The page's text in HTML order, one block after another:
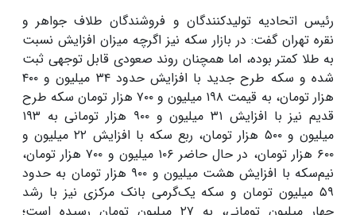
رئیس اتحادیه تولیدکنندگان و فروشندگان طلاف جواهر و
نقره تهران گفت: در بازار سکه نیز اگرچه میزان افزایش نسبت
به طلا کمتر بوده، اما همچنان روند صعودی قابل توجهی ثبت
شده و سکه طرح جدید با افزایش حدود ۳۴ میلیون و ۴۰۰
هزار تومان، به قیمت ۱۹۸ میلیون و ۷۰۰ هزار تومان سکه طرح
قدیم نیز با افزایش ۳۱ میلیون و ۹۰۰ هزار تومانی به ۱۹۳
میلیون و ۵۰۰ هزار تومان، ربع سکه با افزایش ۲۲ میلیون و
۶۰۰ هزار تومان، در حال حاضر ۱۰۶ میلیون و ۷۰۰ هزار تومان،
نیم‌سکه با افزایش هشت میلیون و ۹۰۰ هزار تومان به حدود
۵۹ میلیون تومان و سکه یک‌گرمی بانک مرکزی نیز با رشد